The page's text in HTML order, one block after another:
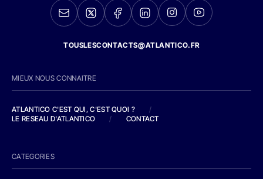
TOUSLESCONTACTS@ATLANTICO.FR
MIEUX NOUS CONNAITRE
ATLANTICO C'EST QUI, C'EST QUOI ?
/
LE RESEAU D'ATLANTICO
/ CONTACT
CATEGORIES